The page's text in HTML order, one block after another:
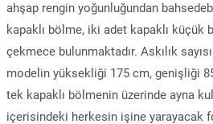
ahşap rengin yoğunluğundan
kapaklı bölme, iki adet kapaklı küçük
çekmece bulunmaktadır. Askılık
modelin yüksekliği 175 cm, genişliği 85
tek kapaklı bölmenin üzerinde ayna
içerisindeki herkesin işine yarayacak